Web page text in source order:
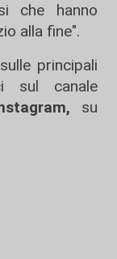
che hanno
alla fine".
sulle principali
sul canale
, su